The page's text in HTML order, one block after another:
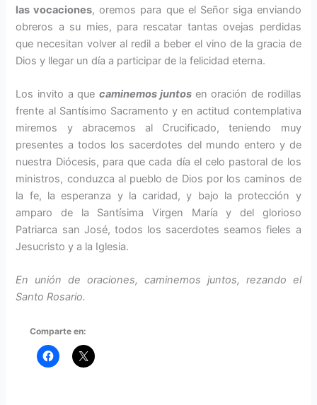
las vocacio­nes, oremos para que el Señor siga enviando
obreros a su mies, para rescatar tantas ovejas perdidas
que necesitan volver al redil a beber el vino de la gracia de
Dios y llegar un día a participar de la felicidad eter­na.
Los invito a que caminemos juntos en oración de rodillas
frente al San­tísimo Sacramento y en actitud con­templativa
miremos y abracemos al Crucificado, teniendo muy
presentes a todos los sacerdotes del mundo en­tero y de
nuestra Diócesis, para que cada día el celo pastoral de los
mi­nistros, conduzca al pueblo de Dios por los caminos de
la fe, la esperan­za y la caridad, y bajo la protección y
amparo de la Santísima Virgen María y del glorioso
Patriarca san José, todos los sacerdotes seamos fieles a
Jesucristo y a la Iglesia.
En unión de oraciones, caminemos juntos, rezando el
Santo Rosario.
Comparte en: